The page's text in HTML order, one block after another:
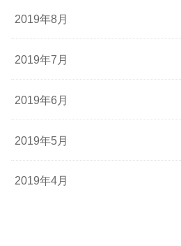
2019年8月
2019年7月
2019年6月
2019年5月
2019年4月